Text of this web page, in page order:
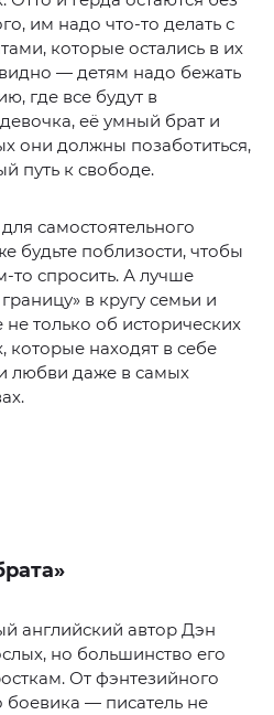
им надо что-то делать с
которые остались в их
— детям надо бежать
где все будут в
её умный брат и
они должны позаботиться,
путь к свободе.
самостоятельного
будьте поблизости, чтобы
то спросить. А лучше
в кругу семьи и
только об исторических
которые находят в себе
любви даже в самых
английский автор Дэн
но большинство его
От фэнтезийного
боевика — писатель не